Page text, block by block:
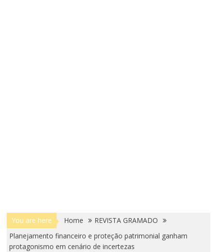
You are here Home
REVISTA GRAMADO
Planejamento financeiro e proteção patrimonial ganham
protagonismo em cenário de incertezas